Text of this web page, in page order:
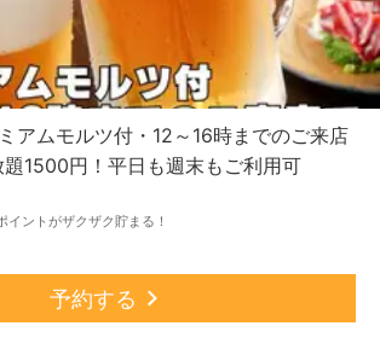
アムモルツ付・12～16時までのご来店
1500円！平日も週末もご利用可
ントがザクザク貯まる！
予約する